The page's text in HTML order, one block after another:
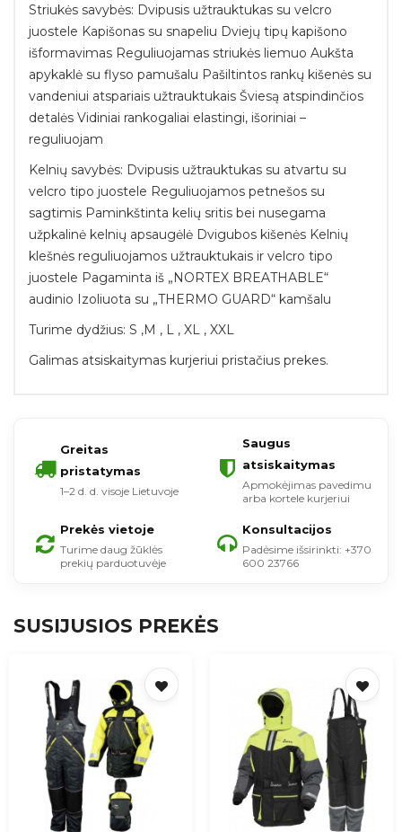
Striukės savybės: Dvipusis užtrauktukas su velcro
juostele Kapišonas su snapeliu Dviejų tipų kapišono
išformavimas Reguliuojamas striukės liemuo Aukšta
apykaklė su flyso pamušalu Pašiltintos rankų kišenės su
vandeniui atspariais užtrauktukais Šviesą atspindinčios
detalės Vidiniai rankogaliai elastingi, išoriniai –
reguliuojam
Kelnių savybės: Dvipusis užtrauktukas su atvartu su
velcro tipo juostele Reguliuojamos petnešos su
sagtimis Paminkštinta kelių sritis bei nusegama
užpkalinė kelnių apsaugėlė Dvigubos kišenės Kelnių
klešnės reguliuojamos užtrauktukais ir velcro tipo
juostele Pagaminta iš „NORTEX BREATHABLE“
audinio Izoliuota su „THERMO GUARD“ kamšalu
Turime dydžius: S ,M , L , XL , XXL
Galimas atsiskaitymas kurjeriui pristačius prekes.
Greitas
pristatymas
1–2 d. d. visoje Lietuvoje
Saugus
atsiskaitymas
Apmokėjimas pavedimu
arba kortele kurjeriui
Prekės vietoje
Turime daug žūklės
prekių parduotuvėje
Konsultacijos
Padėsime išsirinkti: +370
600 23766
SUSIJUSIOS PREKĖS